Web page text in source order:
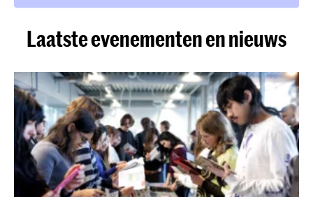
Laatste evenementen en nieuws